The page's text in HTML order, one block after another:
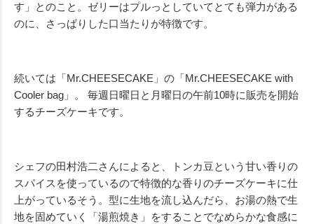
す」とのこと。ゼリーはプルっとしていてとても弾力がある
のに、さっぱりした口当たりが特徴です。
続いては「Mr.CHEESECAKE」の「Mr.CHEESECAKE with
Cooler bag」。 毎週日曜日と月曜日の午前10時に販売を開始
するチーズケーキです。
シェフの田村浩二さんによると、トンカ豆という甘い香りの
スパイスを使っているので特徴的な香りのチーズケーキに仕
上がっているそう。型に生地を流し込んだら、お湯の熱で生
地を固めていく「湯煎焼き」をすることでなめらかな食感に